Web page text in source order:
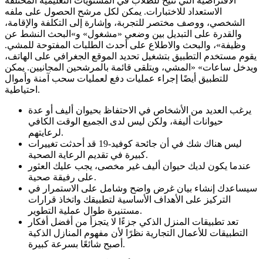
الاستعداد للاختبارات. يمكن لكل مرشح الحصول على ملفه
الشخصي، ووصف مختصر للتجربة، وإشارة إلى التكلفة والإقامة،
والقدرة على التبديل بين وضعي «مشغول» و»البحث النشط عن
وظيفة»، والبحث والاطلاع على أحدث الطلبات المفتوحة للمشي.
يقوم مستخدم التطبيق بتشغيل تحديد الموقع الجغرافي على الهاتف،
ويدخل ساعات» «المشي، ويتلقى قائمة بالمرشحين المجانيين. يمكن
للتطبيق أيضًا إجراء عمليات دفع لعمليات سحب آمنة وأموال
احتياطية.
يرغب العديد من الأشخاص في الاحتفاظ بحيوان أليف أو عدة
حيوانات أليفة، ولكن ليس لدى الجميع الوقت الكافي
لرعايتهم.
ليس هناك شك في أن جائحة كوفيد-19 قد أحدثت تغييرات
كبيرة في تقديم الرعاية الصحية.
عندما يكون لديك حيوان أليف غير مخصى، يجب عليك العثور
على رفيقة صحية.
سيساعدك إنشاء بيان غرض واضح وشامل على الاستمرار في
التركيز على الأهداف الأساسية لتطبيقك واتخاذ قرارات
مستنيرة طوال عملية التطوير.
تعد تطبيقات المنزل الذكي جزءًا لا يتجزأ من أفضل أفكار
التطبيقات للأعمال التجارية نظرًا لأن مفهوم المنازل الذكية
أصبح شائعًا بسرعة كبيرة.